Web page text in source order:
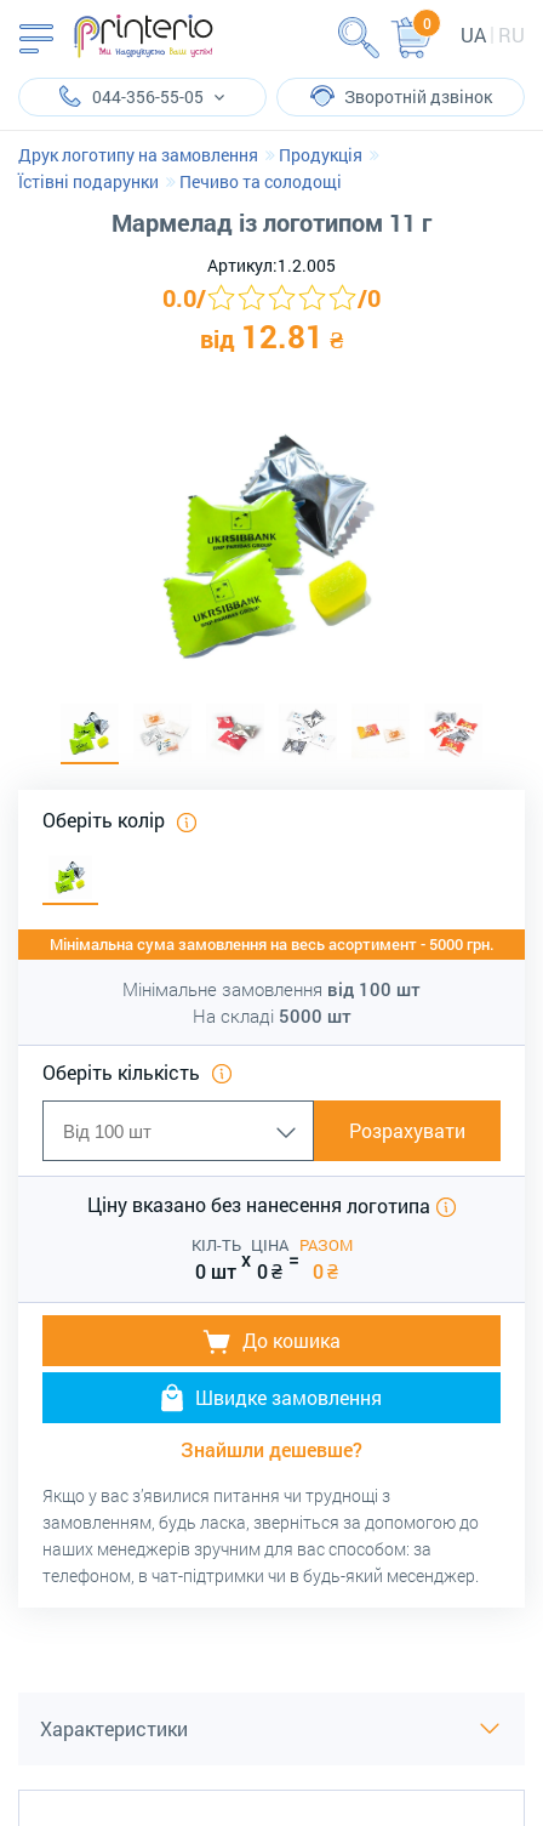
UA RU
0
044-356-55-05 Зворотній дзвінок
Друк логотипу на замовлення
Продукція
Їстівні подарунки
Печиво та солодощі
Мармелад із логотипом 11 г
Артикул:1.2.005
0.0/ /0
від 12.81 ₴
Оберіть колір
Мінімальна сума замовлення на весь асортимент - 5000 грн.
Мінімальне замовлення від 100 шт
На складі 5000 шт
Оберіть кількість
Розрахувати
Ціну вказано без нанесення логотипа
КІЛ-ТЬ
0 штx
ЦІНА
0₴ =
РАЗОМ
0₴
До кошика
Швидке замовлення
Знайшли дешевше?
Якщо у вас з’явилися питання чи труднощі з
замовленням, будь ласка, зверніться за допомогою до
наших менеджерів зручним для вас способом: за
телефоном, в чат-підтримки чи в будь-який месенджер.
Характеристики